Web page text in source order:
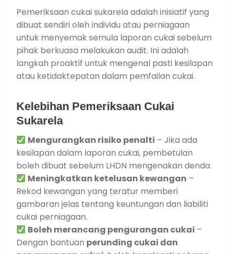
Pemeriksaan cukai sukarela adalah inisiatif yang
dibuat sendiri oleh individu atau perniagaan
untuk menyemak semula laporan cukai sebelum
pihak berkuasa melakukan audit. Ini adalah
langkah proaktif untuk mengenal pasti kesilapan
atau ketidaktepatan dalam pemfailan cukai.
Kelebihan Pemeriksaan Cukai
Sukarela
Mengurangkan risiko penalti – Jika ada
kesilapan dalam laporan cukai, pembetulan
boleh dibuat sebelum LHDN mengenakan denda.
Meningkatkan ketelusan kewangan –
Rekod kewangan yang teratur memberi
gambaran jelas tentang keuntungan dan liabiliti
cukai perniagaan.
Boleh merancang pengurangan cukai –
Dengan bantuan perunding cukai dan